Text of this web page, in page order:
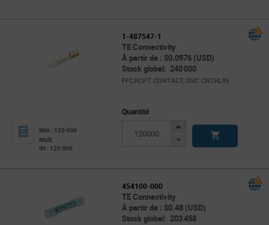
1-487547-1
TE Connectivity
À partir de : $0.0976 (USD)
Stock global: 240 000
FFC,RCPT CONTACT,.050" CNTRLIN
Min : 120 000
Mult.
de : 120 000
Quantité
Increase
Decrease
454100-000
TE Connectivity
À partir de : $0.48 (USD)
Stock global: 203 458